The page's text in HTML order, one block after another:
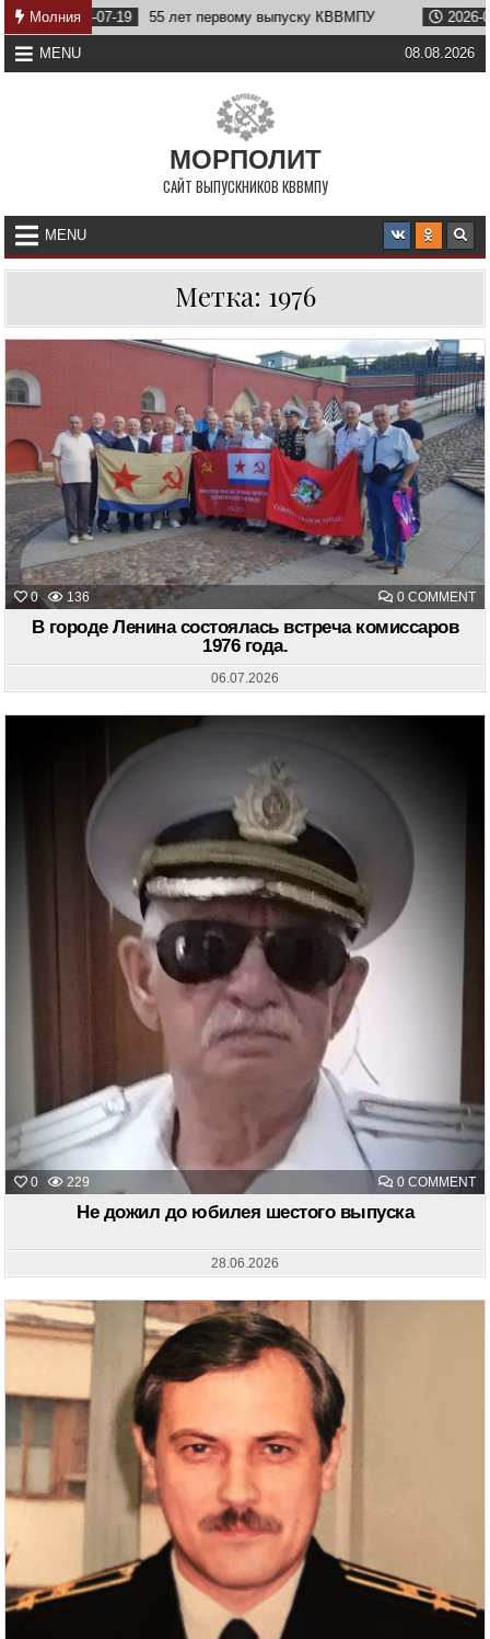
Skip
to
content
Молния
55 лет первому выпуску КВВМПУ 2026-07-07
MENU 08.08.2026
МОРПОЛИТ
САЙТ ВЫПУСКНИКОВ КВВМПУ
MENU
Метка: 1976
0 136 0 COMMENT
В
В городе Ленина состоялась встреча комиссаров
1976 года.
06.07.2026
0 229 0 COMMENT
Не дожил до юбилея шестого выпуска
28.06.2026